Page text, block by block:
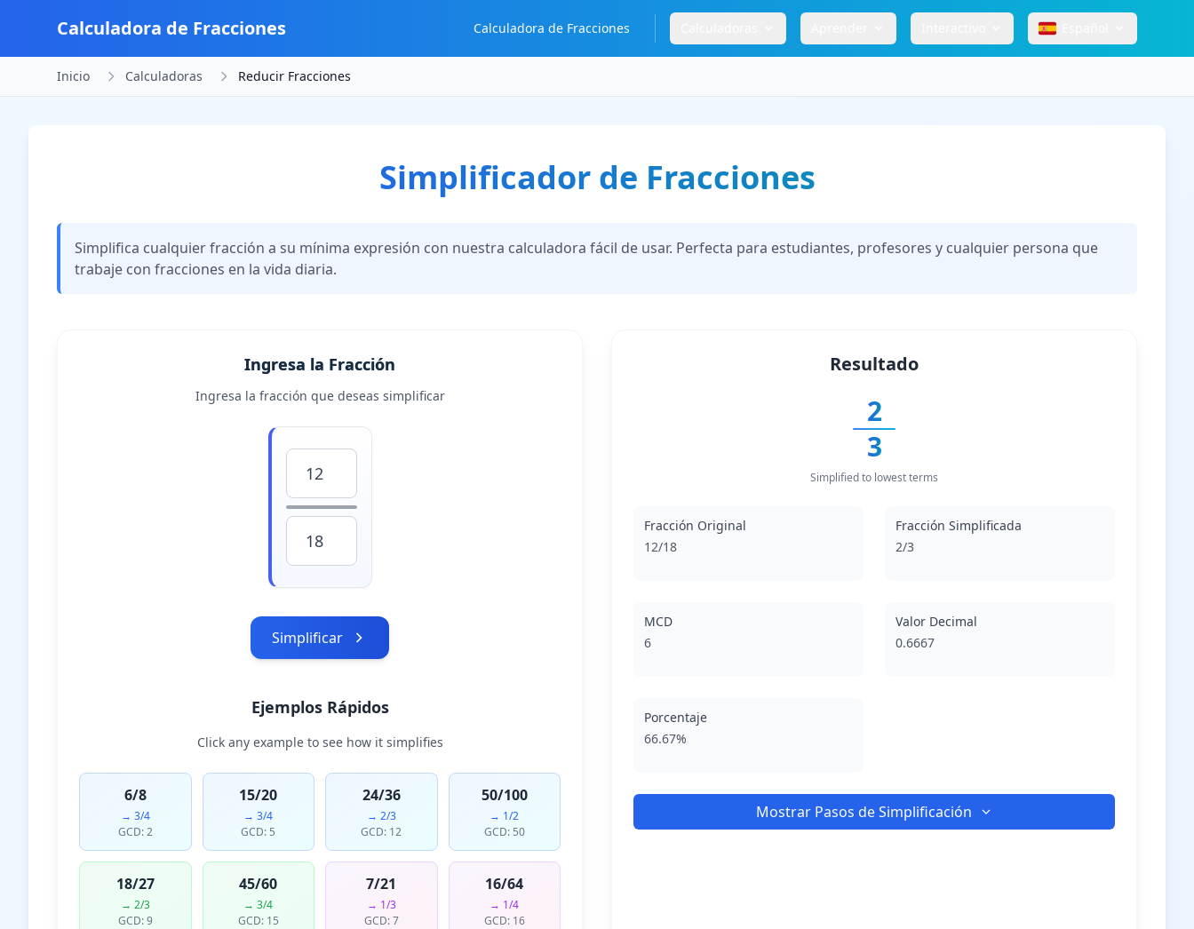
Calculadora de Fracciones Calculadora de Fracciones
Inicio Calculadoras Reducir Fracciones
Simplificador de Fracciones
Simplifica cualquier fracción a su mínima expresión con nuestra calculadora fácil de usar. Perfecta para estudiantes, profesores y cualquier persona que
trabaje con fracciones en la vida diaria.
Ingresa la Fracción
Ingresa la fracción que deseas simplificar
Simplificar
Ejemplos Rápidos
Click any example to see how it simplifies
6/8
→ 3/4
GCD: 2
15/20
→ 3/4
GCD: 5
24/36
→ 2/3
GCD: 12
50/100
→ 1/2
GCD: 50
18/27
→ 2/3
GCD: 9
45/60
→ 3/4
GCD: 15
7/21
→ 1/3
GCD: 7
16/64
→ 1/4
GCD: 16
Resultado
2
3
Simplified to lowest terms
Fracción Original
12/18
Fracción Simplificada
2/3
MCD
6
Valor Decimal
0.6667
Porcentaje
66.67%
Mostrar Pasos de Simplificación